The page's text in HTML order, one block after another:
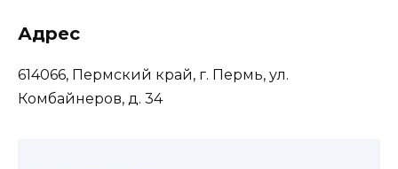
Адрес
614066, Пермский край, г. Пермь, ул.
Комбайнеров, д. 34